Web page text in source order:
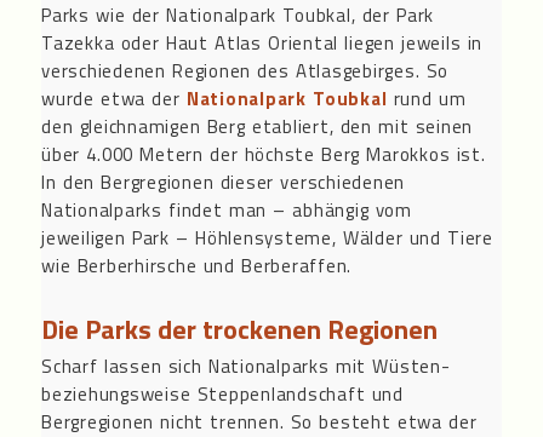
Parks wie der Nationalpark Toubkal, der Park
Tazekka oder Haut Atlas Oriental liegen jeweils in
verschiedenen Regionen des Atlasgebirges. So
wurde etwa der Nationalpark Toubkal rund um
den gleichnamigen Berg etabliert, den mit seinen
über 4.000 Metern der höchste Berg Marokkos ist.
In den Bergregionen dieser verschiedenen
Nationalparks findet man – abhängig vom
jeweiligen Park – Höhlensysteme, Wälder und Tiere
wie Berberhirsche und Berberaffen.
Die Parks der trockenen Regionen
Scharf lassen sich Nationalparks mit Wüsten-
beziehungsweise Steppenlandschaft und
Bergregionen nicht trennen. So besteht etwa der